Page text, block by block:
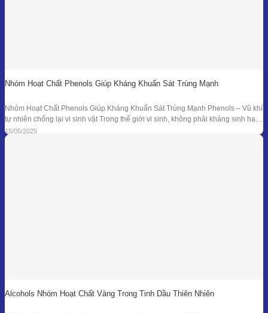
Nhóm Hoạt Chất Phenols Giúp Kháng Khuẩn Sát Trùng Mạnh
Nhóm Hoạt Chất Phenols Giúp Kháng Khuẩn Sát Trùng Mạnh Phenols – Vũ khí
tự nhiên chống lại vi sinh vật Trong thế giới vi sinh, không phải kháng sinh hay
hóa chất tổng hợp mới là “anh hùng” duy nhất. Từ hàng ngàn năm trước, các
nền y học cổ đại đã sử dụng tinh dầu
15/05/2025
Alcohols Nhóm Hoạt Chất Vàng Trong Tinh Dầu Thiên Nhiên